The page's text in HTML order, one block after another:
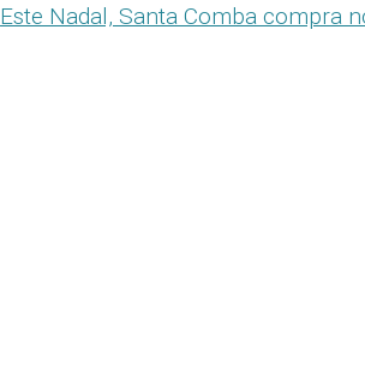
Este Nadal, Santa Comba compra